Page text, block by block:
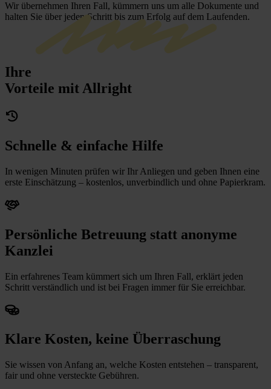
Wir übernehmen Ihren Fall, kümmern uns um alle Dokumente und
halten Sie über jeden Schritt bis zum Erfolg auf dem Laufenden.
Ihre
Vorteile mit Allright
Schnelle & einfache Hilfe
In wenigen Minuten prüfen wir Ihr Anliegen und geben Ihnen eine
erste Einschätzung – kostenlos, unverbindlich und ohne Papierkram.
Persönliche Betreuung statt anonyme
Kanzlei
Ein erfahrenes Team kümmert sich um Ihren Fall, erklärt jeden
Schritt verständlich und ist bei Fragen immer für Sie erreichbar.
Klare Kosten, keine Überraschung
Sie wissen von Anfang an, welche Kosten entstehen – transparent,
fair und ohne versteckte Gebühren.